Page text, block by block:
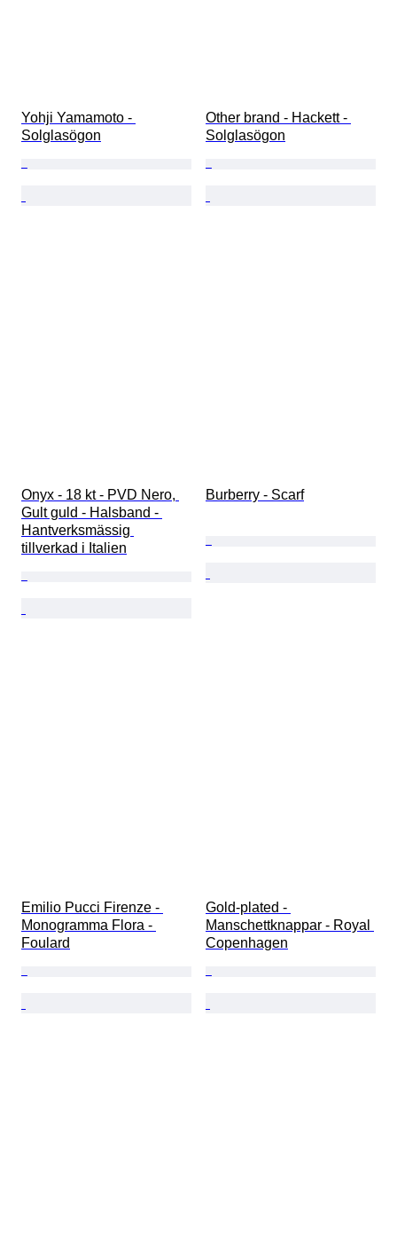
Yohji Yamamoto -
Solglasögon
Other brand - Hackett -
Solglasögon
Onyx - 18 kt - PVD Nero,
Gult guld - Halsband -
Hantverksmässig
tillverkad i Italien
Burberry - Scarf
Emilio Pucci Firenze -
Monogramma Flora -
Foulard
Gold-plated -
Manschettknappar - Royal
Copenhagen